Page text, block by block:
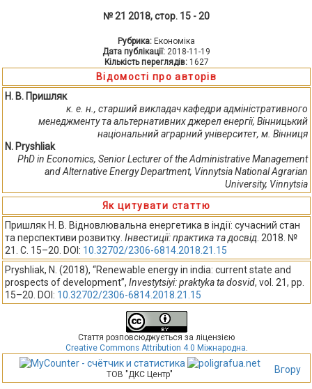
№ 21 2018, стор. 15 - 20
Рубрика: Економіка
Дата публікації: 2018-11-19
Кількість переглядів: 1627
Відомості про авторів
Н. В. Пришляк
к. е. н., старший викладач кафедри адміністративного
менеджменту та альтернативних джерел енергії, Вінницький
національний аграрний університет, м. Вінниця
N. Pryshliak
PhD in Economics, Senior Lecturer of the Administrative Management
and Alternative Energy Department, Vinnytsia National Agrarian
University, Vinnytsia
Як цитувати статтю
Пришляк Н. В. Відновлювальна енергетика в індії: сучасний стан
та перспективи розвитку. Інвестиції: практика та досвід . 2018. №
21. С. 15–20. DOI: 10.32702/2306-6814.2018.21.15
Pryshliak, N. (2018), “Renewable energy in india: current state and
prospects of development”, Investytsiyi: praktyka ta dosvid, vol. 21, pp.
15–20. DOI: 10.32702/2306-6814.2018.21.15
Стаття розповсюджується за ліцензією
Creative Commons Attribution 4.0 Міжнародна
Вгору
ТОВ "ДКС Центр"